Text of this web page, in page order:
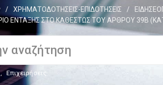
/ ΧΡΗΜΑΤΟΔΟΤΗΣΕΙΣ-ΕΠΙΔΟΤΗΣΕΙΣ /
ΕΝΤΑΞΗΣ ΣΤΟ ΚΑΘΕΣΤΩΣ ΤΟΥ ΑΡΘΡΟΥ 39Β
, Επιχειρήσεις